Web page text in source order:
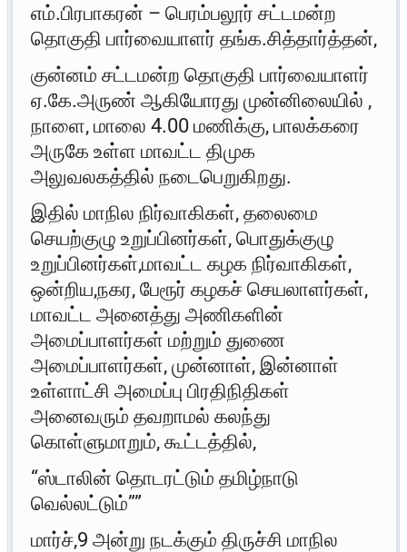
எம்.பிரபாகரன் – பெரம்பலூர் சட்டமன்ற
தொகுதி பார்வையாளர் தங்க.சித்தார்த்தன்,
குன்னம் சட்டமன்ற தொகுதி பார்வையாளர்
ஏ.கே.அருண் ஆகியோரது முன்னிலையில் ,
நாளை, மாலை 4.00 மணிக்கு, பாலக்கரை
அருகே உள்ள மாவட்ட திமுக
அலுவலகத்தில் நடைபெறுகிறது.
இதில் மாநில நிர்வாகிகள், தலைமை
செயற்குழு உறுப்பினர்கள், பொதுக்குழு
உறுப்பினர்கள்,மாவட்ட கழக நிர்வாகிகள்,
ஒன்றிய,நகர, பேரூர் கழகச் செயலாளர்கள்,
மாவட்ட அனைத்து அணிகளின்
அமைப்பாளர்கள் மற்றும் துணை
அமைப்பாளர்கள், முன்னாள், இன்னாள்
உள்ளாட்சி அமைப்பு பிரதிநிதிகள்
அனைவரும் தவறாமல் கலந்து
கொள்ளுமாறும், கூட்டத்தில்,
“ஸ்டாலின் தொடரட்டும் தமிழ்நாடு
வெல்லட்டும்””
மார்ச்,9 அன்று நடக்கும் திருச்சி மாநில